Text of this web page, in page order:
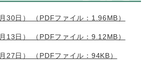
30日） （PDFファイル：1.96MB）
13日） （PDFファイル：9.12MB）
27日） （PDFファイル：94KB）